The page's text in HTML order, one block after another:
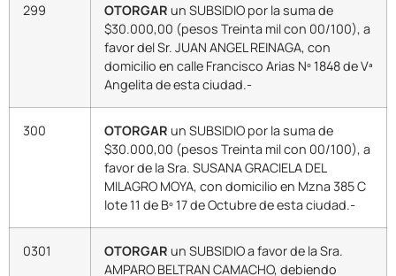
299 OTORGAR un SUBSIDIO por la suma de
$30.000,00 (pesos Treinta mil con 00/100), a
favor del Sr. JUAN ANGEL REINAGA, con
domicilio en calle Francisco Arias Nº 1848 de Vª
Angelita de esta ciudad.-
300 OTORGAR un SUBSIDIO por la suma de
$30.000,00 (pesos Treinta mil con 00/100), a
favor de la Sra. SUSANA GRACIELA DEL
MILAGRO MOYA, con domicilio en Mzna 385 C
lote 11 de Bº 17 de Octubre de esta ciudad.-
0301 OTORGAR un SUBSIDIO a favor de la Sra.
AMPARO BELTRAN CAMACHO, debiendo